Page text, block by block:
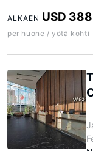
ALKAEN USD 388
per huone / yötä kohti